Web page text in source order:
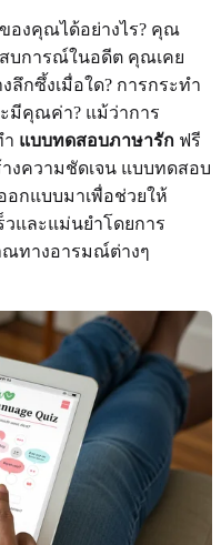
องคุณได้อย่างไร? คุณ
บการณ์ในอดีต คุณเคย
ลึกซึ้งเมื่อใด? การกระทำ
มีคุณค่า? แม้ว่าการ
แบบทดสอบภาษารัก ฟรี
งความชัดเจน แบบทดสอบ
อกแบบมาเพื่อช่วยให้
วและแม่นยำโดยการ
ทางอารมณ์ต่างๆ